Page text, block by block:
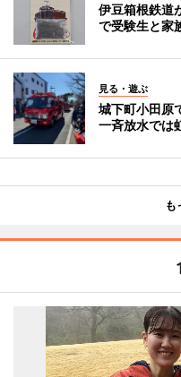
伊豆箱根鉄道
で受験生と家
見る・遊ぶ
城下町小田原
一斉放水では
も